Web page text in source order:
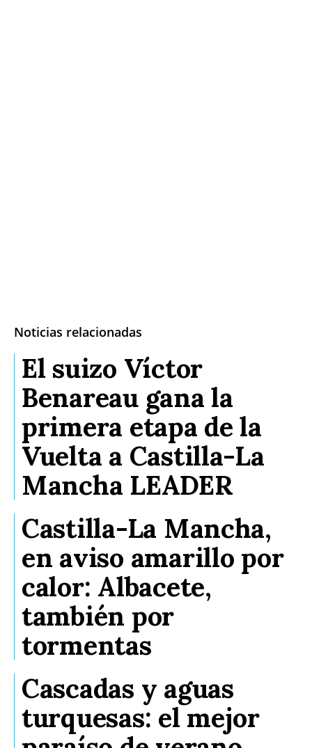
Noticias relacionadas
El suizo Víctor
Benareau gana la
primera etapa de la
Vuelta a Castilla-La
Mancha LEADER
Castilla-La Mancha,
en aviso amarillo por
calor: Albacete,
también por
tormentas
Cascadas y aguas
turquesas: el mejor